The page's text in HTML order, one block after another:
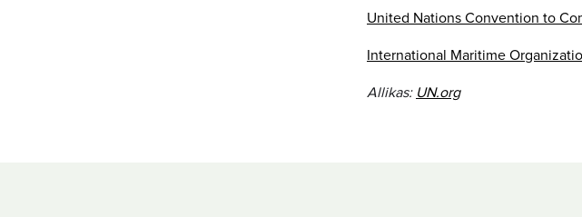
United Nations Convention to
International Maritime
Allikas: UN.org